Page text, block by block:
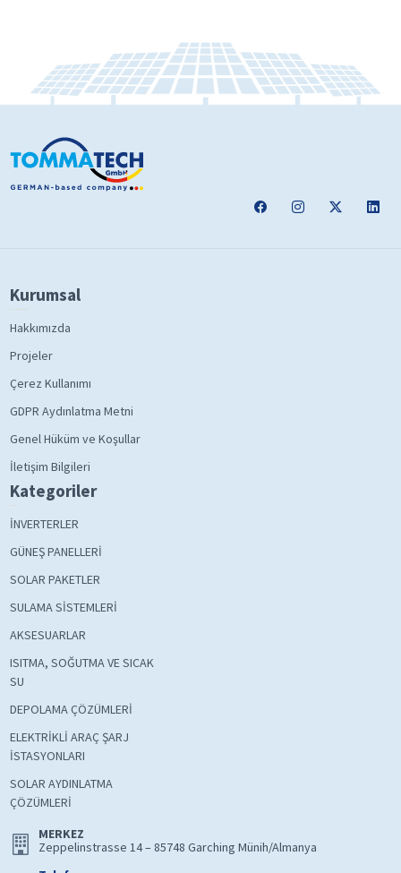
Kurumsal
Hakkımızda
Projeler
Çerez Kullanımı
GDPR Aydınlatma Metni
Genel Hüküm ve Koşullar
İletişim Bilgileri
Kategoriler
İNVERTERLER
GÜNEŞ PANELLERİ
SOLAR PAKETLER
SULAMA SİSTEMLERİ
AKSESUARLAR
ISITMA, SOĞUTMA VE SICAK
SU
DEPOLAMA ÇÖZÜMLERİ
ELEKTRİKLİ ARAÇ ŞARJ
İSTASYONLARI
SOLAR AYDINLATMA
ÇÖZÜMLERİ
MERKEZ
Zeppelinstrasse 14 – 85748 Garching Münih/Almanya